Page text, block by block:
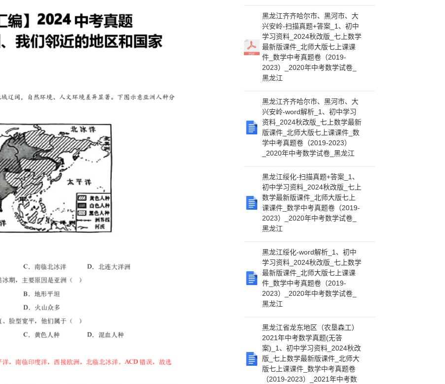
黑龙江齐齐哈尔市、黑河市、大
兴安岭-扫描真题+答案_1、初中
学习资料_2024秋改版_七上数学
最新版课件_北师大版七上课课
件_数学中考真题卷（2019-
2023）_2020年中考数学试卷_
黑龙江
黑龙江齐齐哈尔市、黑河市、大
兴安岭-word解析_1、初中学习
资料_2024秋改版_七上数学最新
版课件_北师大版七上课课件_数
学中考真题卷（2019-2023）
_2020年中考数学试卷_黑龙江
黑龙江绥化-扫描真题+答案_1、
初中学习资料_2024秋改版_七上
数学最新版课件_北师大版七上
课课件_数学中考真题卷（2019-
2023）_2020年中考数学试卷_
黑龙江
黑龙江绥化-word解析_1、初中
学习资料_2024秋改版_七上数学
最新版课件_北师大版七上课课
件_数学中考真题卷（2019-
2023）_2020年中考数学试卷_
黑龙江
黑龙江省龙东地区（农垦森工）
2021年中考数学真题(无答
案)_1、初中学习资料_2024秋改
版_七上数学最新版课件_北师大
版七上课课件_数学中考真题卷
（2019-2023）_2021年中考数